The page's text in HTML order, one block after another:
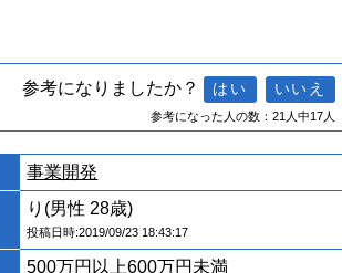
参考になりましたか？
参考になった人の数：21人中17人
事業開発
り(男性 28歳)
投稿日時:2019/09/23 18:43:17
500万円以上600万円未満